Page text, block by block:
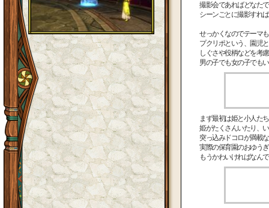
撮影会であればどなた
シーンごとに撮影すれ
せっかくなのでテーマ
プクリポという、園児
しぐさや役柄などを考
男の子でも女の子でも
まず最初は姫と小人た
姫がたくさんいたり、
突っ込みドコロが満載
実際の保育園のおゆう
もうかわいければなん